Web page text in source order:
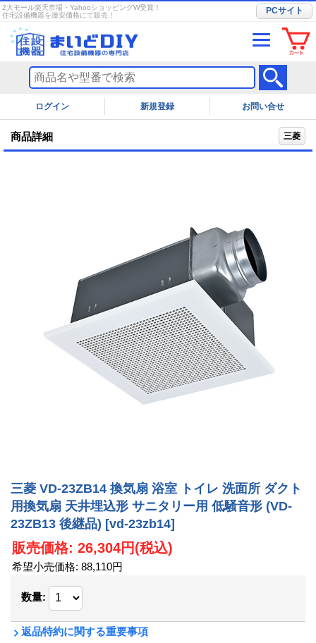
2大モール楽天市場・YahooショッピングW受賞！
住宅設備機器を激安価格にて販売！
PCサイト
ログイン お問い合せ
商品詳細 三菱
三菱 VD-23ZB14 換気扇 浴室 トイレ 洗面所 ダクト
用換気扇 天井埋込形 サニタリー用 低騒音形 (VD-
23ZB13 後継品) [vd-23zb14]
販売価格: 26,304円(税込)
希望小売価格: 88,110円
数量:
返品特約に関する重要事項